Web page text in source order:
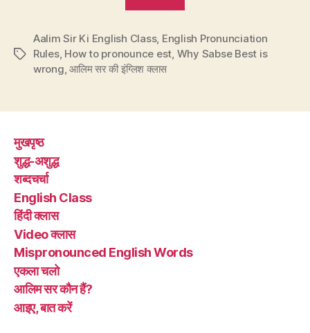
हैं,
मगर
नहीं”
Tags
Aalim Sir Ki English Class, English Pronunciation
Rules, How to pronounce est Why Sabse Best is
wrong ,आलिम सर की इंग्लिश क्लास
मुखपृष्ठ
शुद्ध-अशुद्ध
शब्दचर्चा
English Class
हिंदी क्लास
Video क्लास
Mispronounced English Words
एकला चलो
आलिम सर कौन हैं?
आइए, बात करें